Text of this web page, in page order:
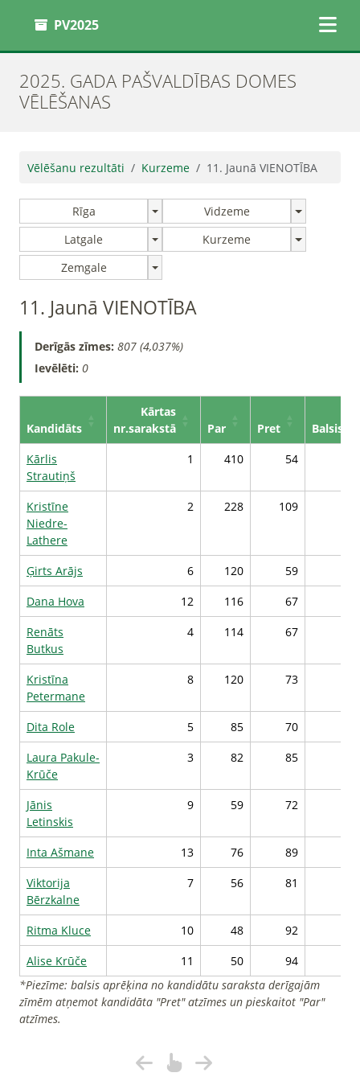
PV2025
2025. GADA PAŠVALDĪBAS DOMES
VĒLĒŠANAS
Vēlēšanu rezultāti Kurzeme 11. Jaunā VIENOTĪBA
Rīga
Vidzeme
Latgale
Kurzeme
Zemgale
11. Jaunā VIENOTĪBA
Derīgās zīmes: 807 (4,037%)
Ievēlēti: 0
Kandidāts
Kārtas
nr.sarakstā
Par Pret
Balsis*
Kārlis
Strautiņš
1 410 54
Kristīne
Niedre-
Lathere
2 228 109
Ģirts Arājs 6 120 59
Dana Hova
12 116 67
Renāts
Butkus
4 114 67
Kristīna
Petermane
8 120 73
Dita Role 5 85 70
Laura Pakule-
Krūče
3 82 85
Jānis
Letinskis
9 59 72
Inta Ašmane 13 76 89
Viktorija
Bērzkalne
7 56 81
Ritma Kluce 10 48 92
Alise Krūče
11 50 94
*Piezīme: balsis aprēķina no kandidātu saraksta derīgajām
zīmēm atņemot kandidāta "Pret" atzīmes un pieskaitot "Par"
atzīmes.